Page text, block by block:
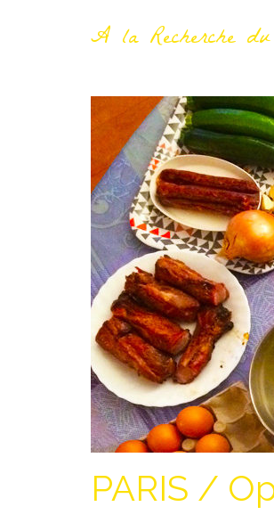
A la Recherche
PARIS /